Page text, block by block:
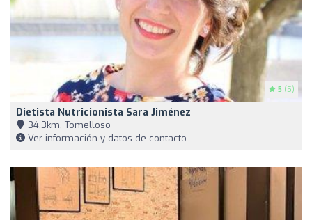
5 (5)
Dietista Nutricionista Sara Jiménez
34,3km, Tomelloso
Ver información y datos de contacto